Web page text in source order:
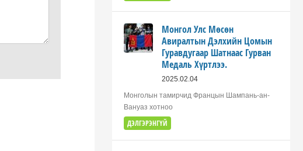
Монгол Улс Мөсөн
Авиралтын Дэлхийн Цомын
Гуравдугаар Шатнаас Гурван
Медаль Хүртлээ.
2025.02.04
Монголын тамирчид Францын Шампань-ан-
Вануаз хотноо
ДЭЛГЭРЭНГҮЙ